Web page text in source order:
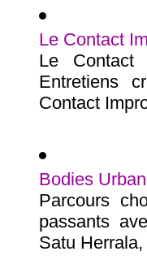
Le Contact
Le Contact
Entretiens
Contact
Bodies
Parcours
passants
Satu